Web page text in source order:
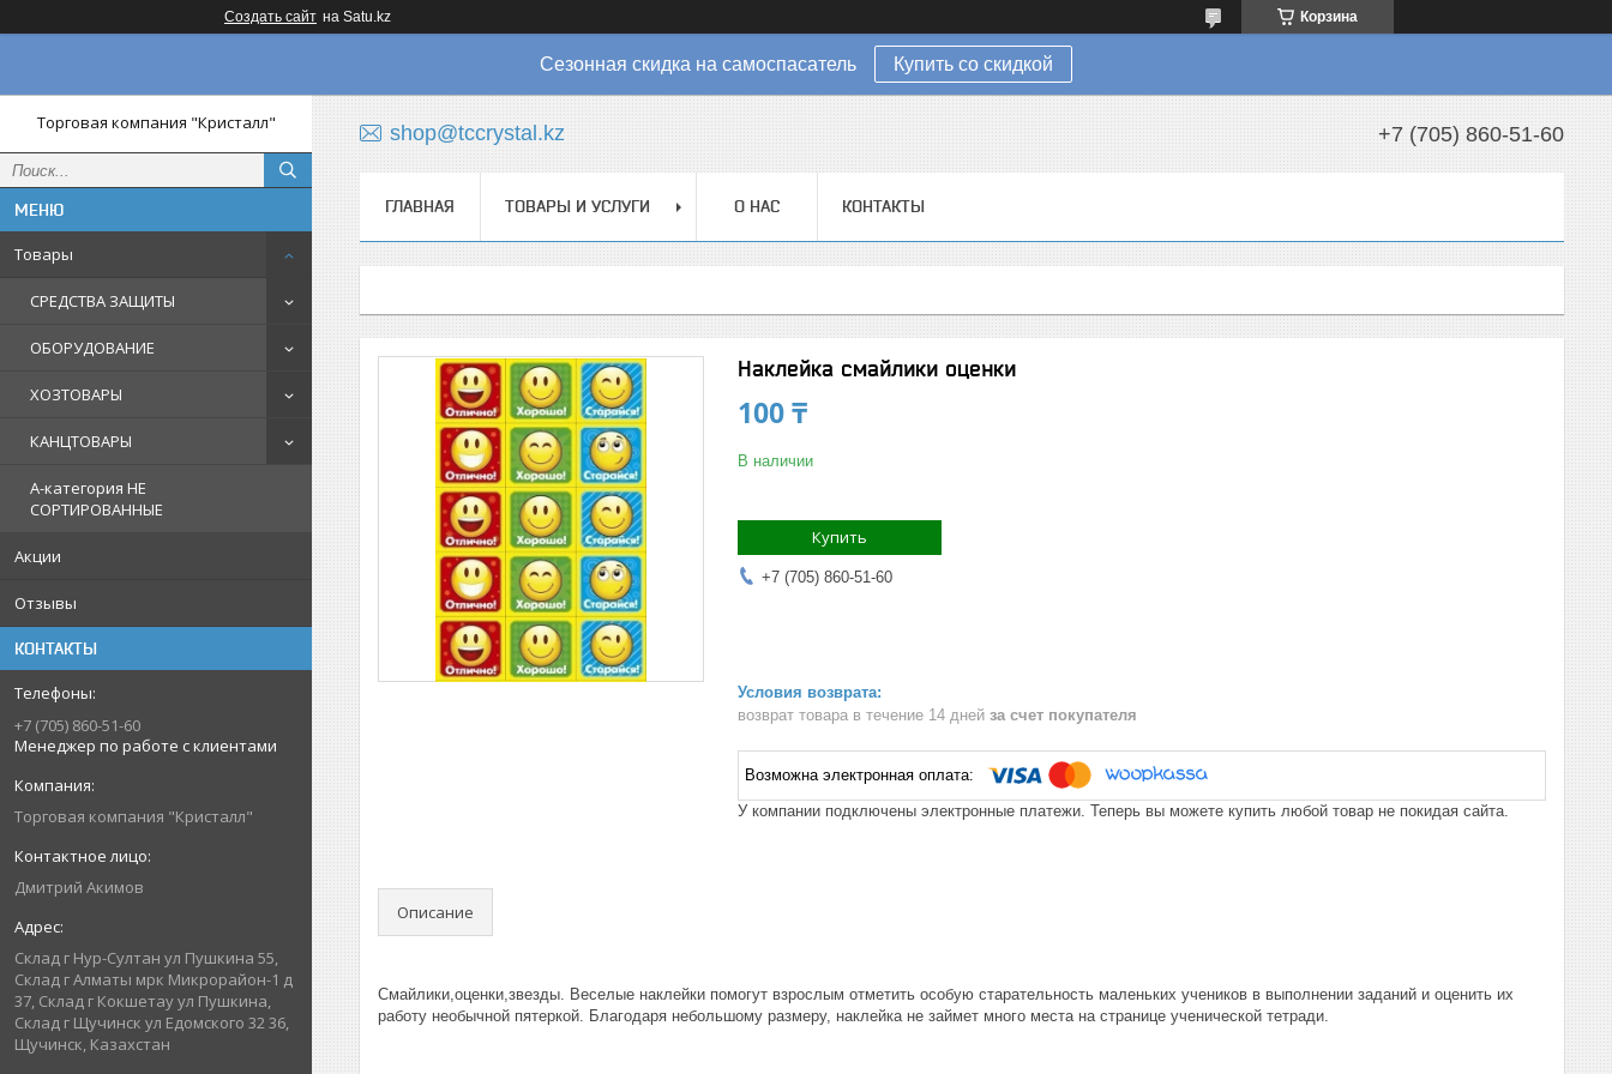
Создать сайт на Satu.kz Корзина
Сезонная скидка на самоспасатель Купить со скидкой
Торговая компания "Кристалл"
Товары
СРЕДСТВА ЗАЩИТЫ
ОБОРУДОВАНИЕ
ХОЗТОВАРЫ
КАНЦТОВАРЫ
A-категория НЕ
СОРТИРОВАННЫЕ
Акции
Отзывы
КОНТАКТЫ
+7 (705) 860-51-60
Менеджер по работе с клиентами
Торговая компания "Кристалл"
Дмитрий Акимов
Склад г Нур-Султан ул Пушкина 55,
Склад г Алматы мрк Микрорайон-1 д
37, Склад г Кокшетау ул Пушкина,
Склад г Щучинск ул Едомского 32 36,
Щучинск, Казахстан
shop@tccrystal.kz +7 (705) 860-51-60
ГЛАВНАЯ ТОВАРЫ И УСЛУГИ О НАС КОНТАКТЫ
Наклейка смайлики оценки
100 ₸
В наличии
Купить
+7 (705) 860-51-60
возврат товара в течение 14 дней за счет покупателя
У компании подключены электронные платежи. Теперь вы можете купить любой товар не покидая сайта.
Описание
Смайлики,оценки,звезды. Веселые наклейки помогут взрослым отметить особую старательность маленьких учеников в выполнении заданий и оценить их
работу необычной пятеркой. Благодаря небольшому размеру, наклейка не займет много места на странице ученической тетради.